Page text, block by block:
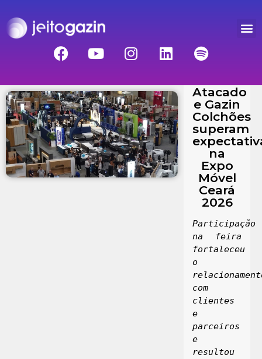
Atacado
e Gazin
Colchões
superam
na
Expo
Móvel
Ceará
2026
Participação
na feira
fortaleceu
o
com
clientes
e
parceiros
e
resultou